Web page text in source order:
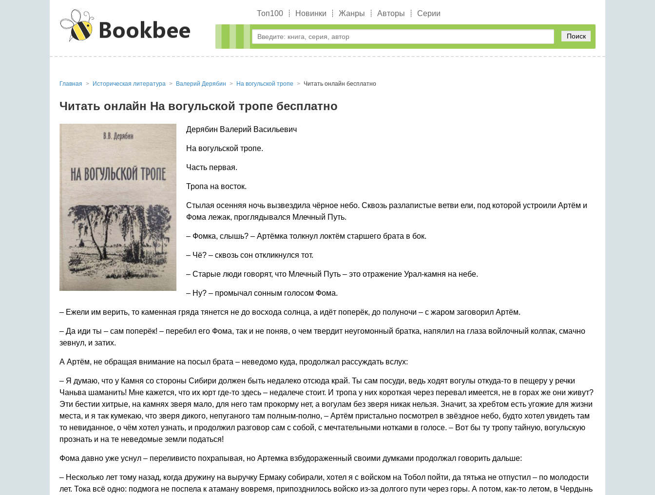
Топ100 Новинки Жанры Авторы Серии
Поиск
Главная Историческая литература Валерий Дерябин На вогульской тропе Читать онлайн бесплатно
Читать онлайн На вогульской тропе бесплатно
Дерябин Валерий Васильевич
На вогульской тропе.
Часть первая.
Тропа на восток.
Стылая осенняя ночь вызвездила чёрное небо. Сквозь разлапистые ветви ели, под которой устроили Артём и
Фома лежак, проглядывался Млечный Путь.
– Фомка, слышь? – Артёмка толкнул локтём старшего брата в бок.
– Чё? – сквозь сон откликнулся тот.
– Старые люди говорят, что Млечный Путь – это отражение Урал-камня на небе.
– Ну? – промычал сонным голосом Фома.
– Ежели им верить, то каменная гряда тянется не до восхода солнца, а идёт поперёк, до полуночи – с жаром заговорил Артём.
– Да иди ты – сам поперёк! – перебил его Фома, так и не поняв, о чем твердит неугомонный братка, напялил на глаза войлочный колпак, смачно
зевнул, и затих.
А Артём, не обращая внимание на посыл брата – неведомо куда, продолжал рассуждать вслух:
– Я думаю, что у Камня со стороны Сибири должен быть недалеко отсюда край. Ты сам посуди, ведь ходят вогулы откуда-то в пещеру у речки
Чаньва шаманить! Мне кажется, что их юрт где-то здесь – недалече стоит. И тропа у них короткая через перевал имеется, не в горах же они живут?
Эти бестии хитрые, на камнях зверя мало, для него там прокорму нет, а вогулам без зверя никак нельзя. Значит, за хребтом есть угожие для жизни
места, и я так кумекаю, что зверя дикого, непуганого там полным-полно, – Артём пристально посмотрел в звёздное небо, будто хотел увидеть там
то невиданное, о чём хотел узнать, и продолжил разговор сам с собой, с мечтательными нотками в голосе. – Вот бы ту тропу тайную, вогульскую
прознать и на те неведомые земли податься!
Фома давно уже уснул – переливисто похрапывая, но Артемка взбудораженный своими думками продолжал говорить дальше:
– Несколько лет тому назад, когда дружину на выручку Ермаку собирали, хотел я с войском на Тобол пойти, да тятька не отпустил – по молодости
лет. Тока всё одно: подмога не поспела к атаману вовремя, припозднилось войско из-за долгого пути через горы. А потом, как-то летом, в Чердынь